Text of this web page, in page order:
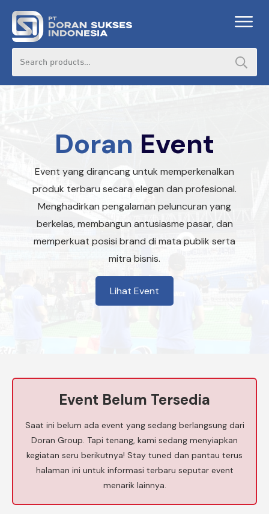
Doran Event
Event yang dirancang untuk memperkenalkan
produk terbaru secara elegan dan profesional.
Menghadirkan pengalaman peluncuran yang
berkelas, membangun antusiasme pasar, dan
memperkuat posisi brand di mata publik serta
mitra bisnis.
Lihat Event
Event Belum Tersedia
Saat ini belum ada event yang sedang berlangsung dari
Doran Group. Tapi tenang, kami sedang menyiapkan
kegiatan seru berikutnya! Stay tuned dan pantau terus
halaman ini untuk informasi terbaru seputar event
menarik lainnya.